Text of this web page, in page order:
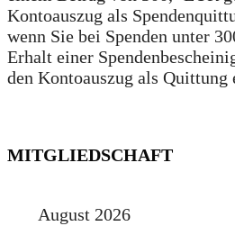
Kontoauszug als
wenn Sie bei Spenden unter
Erhalt einer
den Kontoauszug als Quittung
MITGLIEDSCHAFT
August 2026